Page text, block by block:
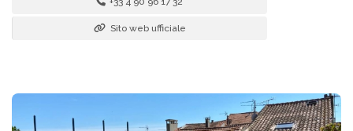
+33 4 90 96 17 32